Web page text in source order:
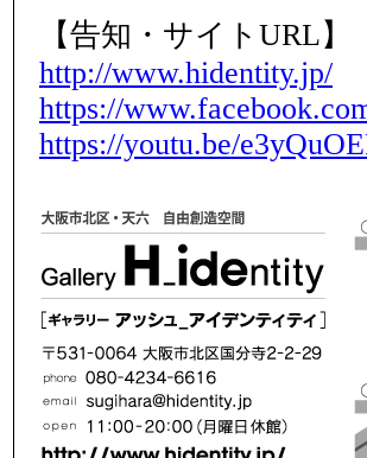
【告知・サイトURL】
http://www.hidentity.jp/
https://
https://youtu.be/